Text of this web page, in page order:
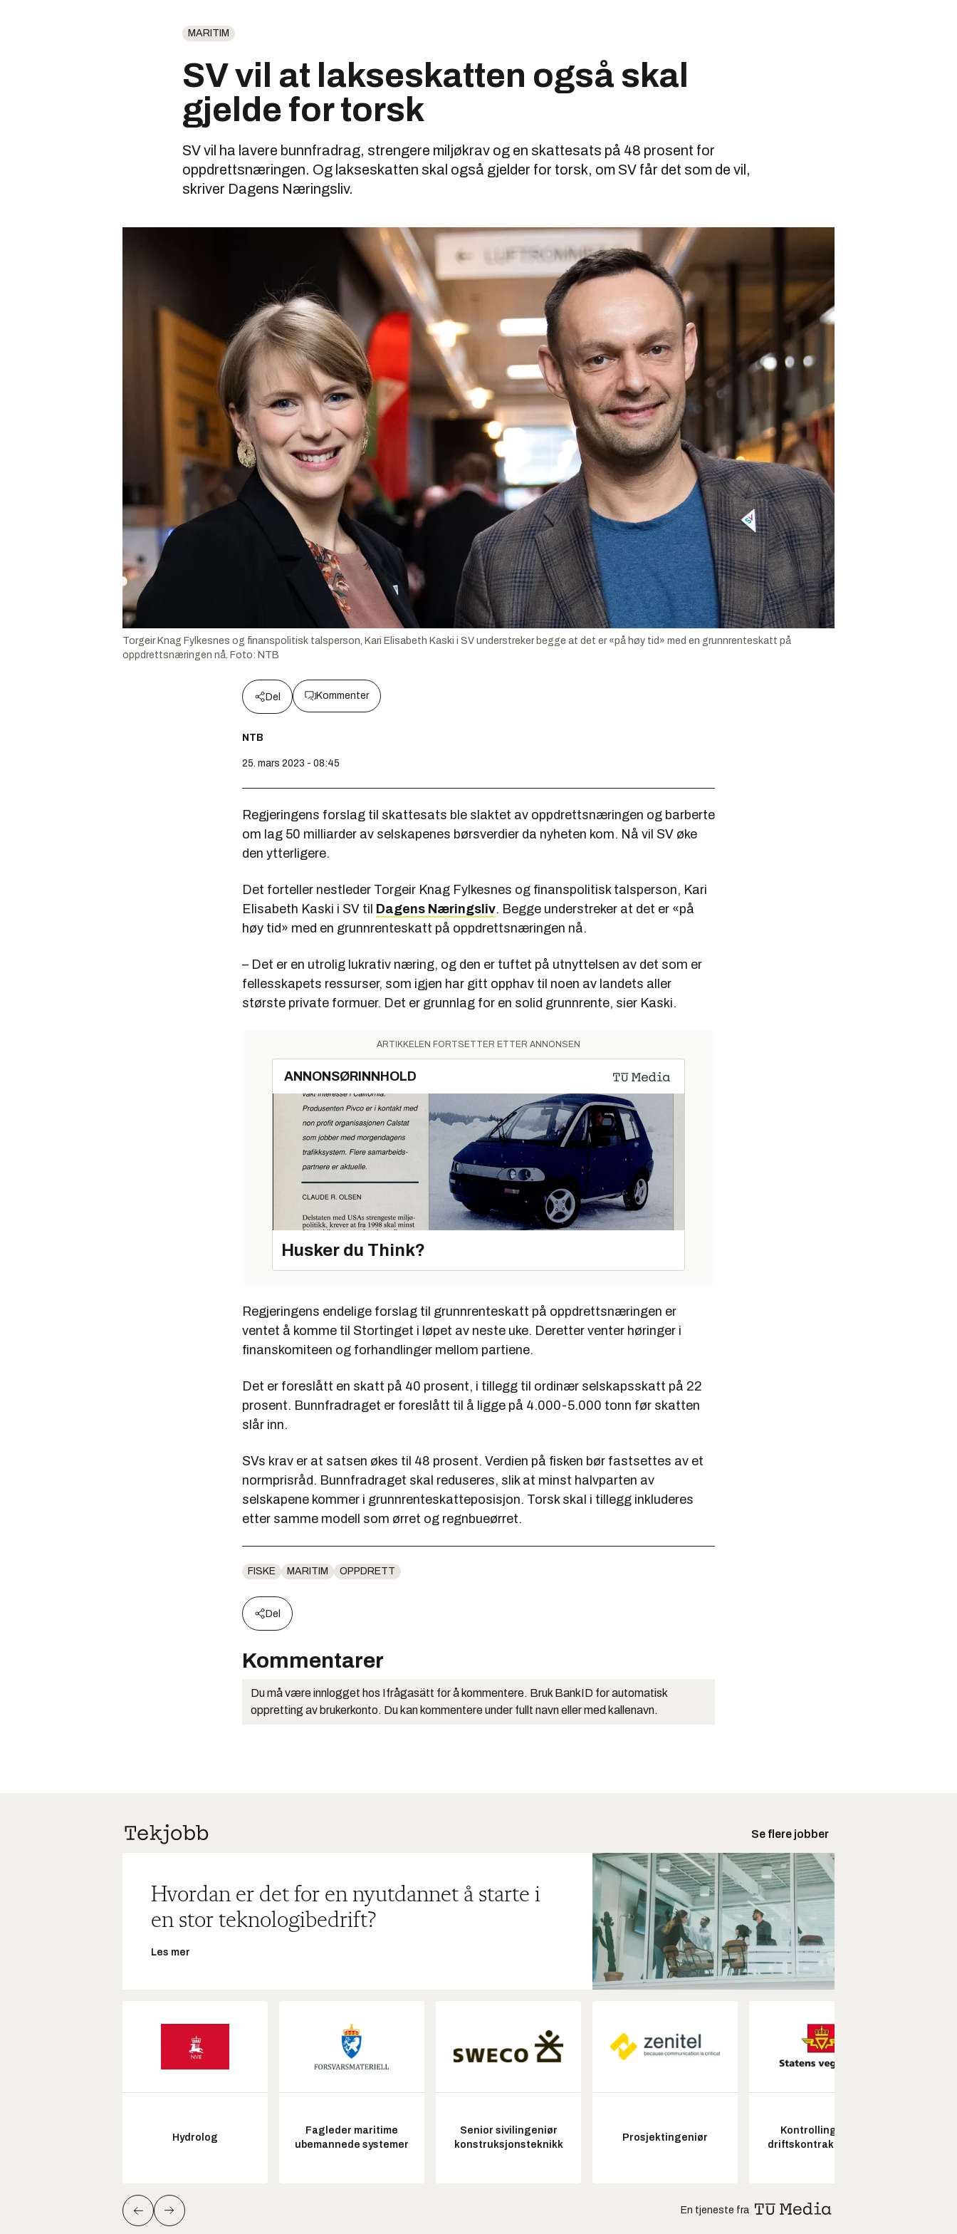
MARITIM
SV vil at lakseskatten også skal
gjelde for torsk
SV vil ha lavere bunnfradrag, strengere miljøkrav og en skattesats på 48 prosent for
oppdrettsnæringen. Og lakseskatten skal også gjelder for torsk, om SV får det som de vil,
skriver Dagens Næringsliv.
Torgeir Knag Fylkesnes og finanspolitisk talsperson, Kari Elisabeth Kaski i SV understreker begge at det er «på høy tid» med en grunnrenteskatt på
oppdrettsnæringen nå. Foto: NTB
Del Kommenter
NTB
25. mars 2023 - 08:45
Regjeringens forslag til skattesats ble slaktet av oppdrettsnæringen og barberte
om lag 50 milliarder av selskapenes børsverdier da nyheten kom. Nå vil SV øke
den ytterligere.
Det forteller nestleder Torgeir Knag Fylkesnes og finanspolitisk talsperson, Kari
Elisabeth Kaski i SV til Dagens Næringsliv. Begge understreker at det er «på
høy tid» med en grunnrenteskatt på oppdrettsnæringen nå.
– Det er en utrolig lukrativ næring, og den er tuftet på utnyttelsen av det som er
fellesskapets ressurser, som igjen har gitt opphav til noen av landets aller
største private formuer. Det er grunnlag for en solid grunnrente, sier Kaski.
ARTIKKELEN FORTSETTER ETTER ANNONSEN
ANNONSØRINNHOLD
Husker du Think?
Regjeringens endelige forslag til grunnrenteskatt på oppdrettsnæringen er
ventet å komme til Stortinget i løpet av neste uke. Deretter venter høringer i
finanskomiteen og forhandlinger mellom partiene.
Det er foreslått en skatt på 40 prosent, i tillegg til ordinær selskapsskatt på 22
prosent. Bunnfradraget er foreslått til å ligge på 4.000-5.000 tonn før skatten
slår inn.
SVs krav er at satsen økes til 48 prosent. Verdien på fisken bør fastsettes av et
normprisråd. Bunnfradraget skal reduseres, slik at minst halvparten av
selskapene kommer i grunnrenteskatteposisjon. Torsk skal i tillegg inkluderes
etter samme modell som ørret og regnbueørret.
FISKE MARITIM OPPDRETT
Del
Kommentarer
Du må være innlogget hos Ifrågasätt for å kommentere. Bruk BankID for automatisk
oppretting av brukerkonto. Du kan kommentere under fullt navn eller med kallenavn.
Se flere jobber
Hvordan er det for en nyutdannet å starte i
en stor teknologibedrift?
Les mer
Hydrolog
Fagleder maritime
ubemannede systemer
Senior sivilingeniør
konstruksjonsteknikk
Prosjektingeniør
Kontrollingeniør
driftskontrakt elektro
En tjeneste fra